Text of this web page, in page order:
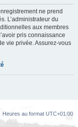
ne prend
L’administrateur du
aux membres
pris connaissance
vie privée. Assurez-vous
Heures au format UTC+01:00